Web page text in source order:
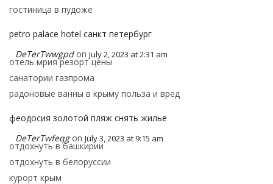
гостиница в пудоже
petro palace hotel санкт петербург
DeTerTwwgpd on July 2, 2023 at 2:31 am
отель мрия резорт цены
санатории газпрома
радоновые ванны в крыму польза и вред
феодосия золотой пляж снять жилье
DeTerTwfeqg on July 3, 2023 at 9:15 am
отдохнуть в башкирии
отдохнуть в белоруссии
курорт крым